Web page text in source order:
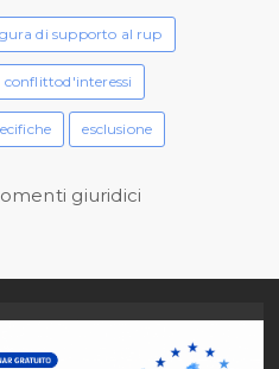
di supporto al rup
conflittod'interessi
esclusione
giuridici